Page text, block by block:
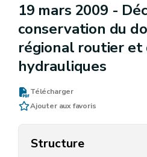
19 mars 2009 -
conservation du
régional routier et
hydrauliques
Télécharger
Ajouter aux favoris
Structure